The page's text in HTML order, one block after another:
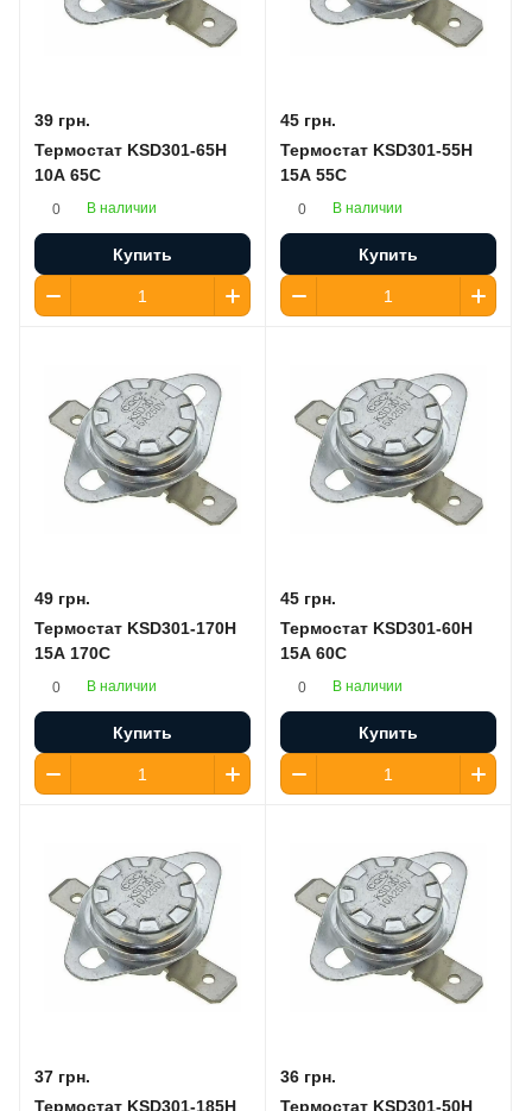
39 грн.
Термостат KSD301-65H
10A 65C
0 В наличии
Купить
45 грн.
Термостат KSD301-55H
15A 55C
0 В наличии
Купить
49 грн.
Термостат KSD301-170H
15A 170C
0 В наличии
Купить
45 грн.
Термостат KSD301-60H
15A 60C
0 В наличии
Купить
37 грн.
Термостат KSD301-185H
36 грн.
Термостат KSD301-50H